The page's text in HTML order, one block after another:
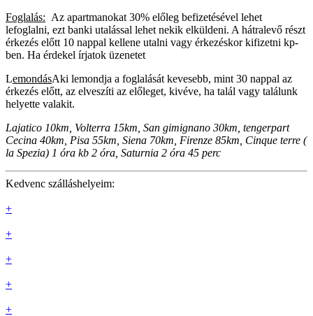
Foglalás: Az apartmanokat 30% előleg befizetésével lehet
lefoglalni, ezt banki utalással lehet nekik elküldeni. A hátralevő részt
érkezés előtt 10 nappal kellene utalni vagy érkezéskor kifizetni kp-
ben. Ha érdekel írjatok üzenetet
LemondásAki lemondja a foglalását kevesebb, mint 30 nappal az
érkezés előtt, az elveszíti az előleget, kivéve, ha talál vagy találunk
helyette valakit.
Lajatico 10km, Volterra 15km, San gimignano 30km, tengerpart
Cecina 40km, Pisa 55km, Siena 70km, Firenze 85km, Cinque terre (
la Spezia) 1 óra kb 2 óra, Saturnia 2 óra 45 perc
Kedvenc szálláshelyeim:
+
+
+
+
+